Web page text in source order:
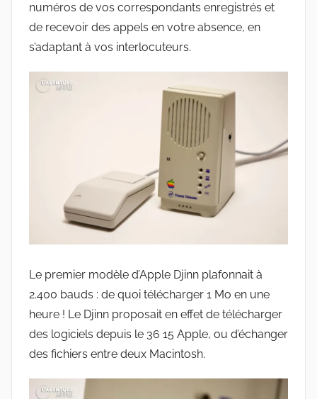
numéros de vos correspondants enregistrés et
de recevoir des appels en votre absence, en
s’adaptant à vos interlocuteurs.
Le premier modèle d’Apple Djinn plafonnait à
2.400 bauds : de quoi télécharger 1 Mo en une
heure ! Le Djinn proposait en effet de télécharger
des logiciels depuis le 36 15 Apple, ou d’échanger
des fichiers entre deux Macintosh.